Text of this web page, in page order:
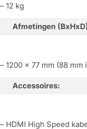
– 12 kg
Afmetingen
– 1200 × 77 mm (88
Accessoires:
– HDMI High Speed